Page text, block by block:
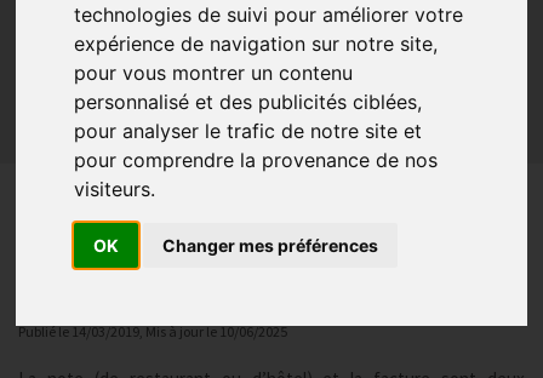
technologies de suivi pour améliorer votre
expérience de navigation sur notre site,
pour vous montrer un contenu
personnalisé et des publicités ciblées,
pour analyser le trafic de notre site et
pour comprendre la provenance de nos
visiteurs.
OK Changer mes préférences
Les obligations dans les débits de boissons et les
discothèques
Les obligations dans les hôtels
Les obligations dans les restaurants
Sécurité et Accessibilité
Tabac et vapotage
Les notes et factures
Publié le14/03/2019, Mis à jour le10/06/2025